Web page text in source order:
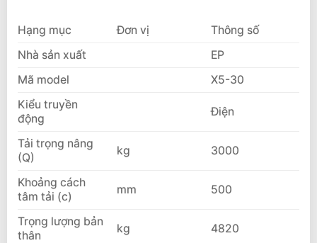
Hạng mục Đơn vị
Thông số
Nhà sản xuất
EP
Mã model
X5-30
Kiểu truyền
động
Điện
Tải trọng nâng
(Q)
kg 3000
Khoảng cách
tâm tải (c)
mm 500
Trọng lượng bản
thân
kg 4820